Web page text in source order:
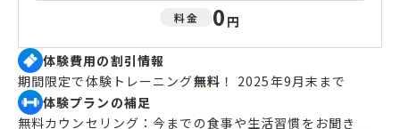
料金 0 円
体験費用の割引情報
期間限定で体験トレーニング無料 ！ 2025年9月末まで
体験プランの補足
無料カウンセリング：今までの食事や生活習慣をお聞き